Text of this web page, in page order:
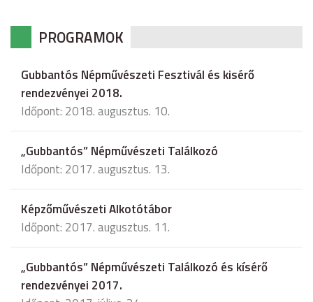
PROGRAMOK
Gubbantós Népművészeti Fesztivál és kisérő
rendezvényei 2018.
Időpont: 2018. augusztus. 10.
„Gubbantós” Népművészeti Találkozó
Időpont: 2017. augusztus. 13.
Képzőművészeti Alkotótábor
Időpont: 2017. augusztus. 11.
„Gubbantós” Népművészeti Találkozó és kísérő
rendezvényei 2017.